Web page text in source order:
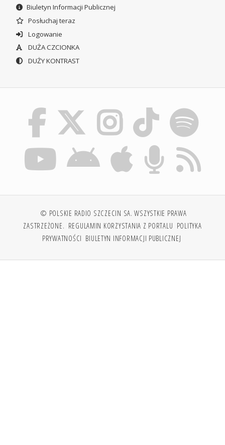
Biuletyn Informacji Publicznej
Posłuchaj teraz
Logowanie
DUŻA CZCIONKA
DUŻY KONTRAST
© POLSKIE RADIO SZCZECIN SA. WSZYSTKIE PRAWA
ZASTRZEŻONE. REGULAMIN KORZYSTANIA Z PORTALU POLITYKA
PRYWATNOŚCI BIULETYN INFORMACJI PUBLICZNEJ